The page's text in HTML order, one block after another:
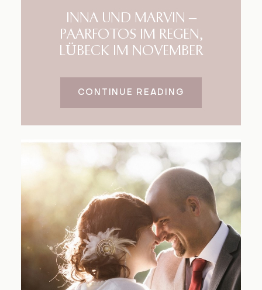
INNA UND MARVIN –
PAARFOTOS IM REGEN,
LÜBECK IM NOVEMBER
CONTINUE READING